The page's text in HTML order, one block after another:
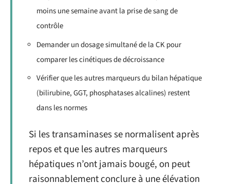
moins une semaine avant la prise de sang de
contrôle
Demander un dosage simultané de la CK pour
comparer les cinétiques de décroissance
Vérifier que les autres marqueurs du bilan hépatique
(bilirubine, GGT, phosphatases alcalines) restent
dans les normes
Si les transaminases se normalisent après
repos et que les autres marqueurs
hépatiques n’ont jamais bougé, on peut
raisonnablement conclure à une élévation